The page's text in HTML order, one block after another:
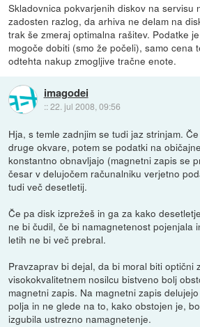
Skladovnica pokvarjenih diskov na servisu
zadosten razlog, da arhiva ne delam na
trak še zmeraj optimalna rašitev. Podatke
mogoče dobiti (smo že počeli), samo cena
odtehta nakup zmogljive tračne enote.
imagodei
::22. jul 2008, 09:56
Hja, s temle zadnjim se tudi jaz strinjam.
druge okvare, potem se podatki na
konstantno obnavljajo (magnetni zapis se
česar v delujočem računalniku verjetno
tudi več desetletij.
Če pa disk izprežeš in ga za kako
ne bi čudil, če bi namagnetenost pojenjala
letih ne bi več prebral.
Pravzaprav bi dejal, da bi moral biti optični
visokokvalitetnem nosilcu bistveno bolj
magnetni zapis. Na magnetni zapis
polja in ne glede na to, kako obstojen je,
izgubila ustrezno namagnetenje.